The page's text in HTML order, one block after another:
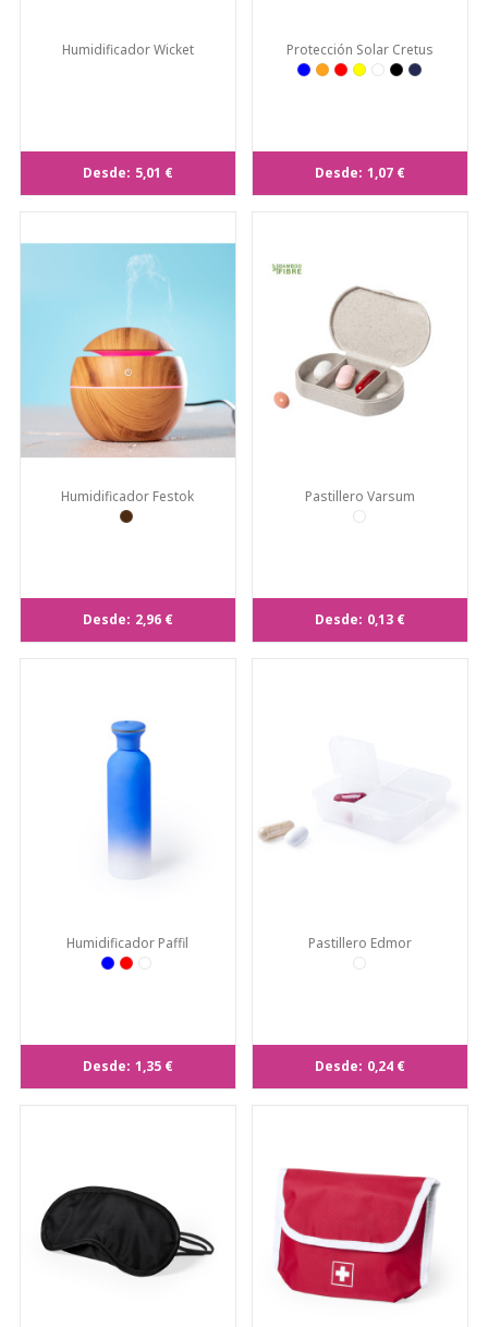
Humidificador Wicket
Desde: 5,01 €
Protección Solar Cretus
Desde: 1,07 €
Humidificador Festok
Desde: 2,96 €
Pastillero Varsum
Desde: 0,13 €
Humidificador Paffil
Desde: 1,35 €
Pastillero Edmor
Desde: 0,24 €